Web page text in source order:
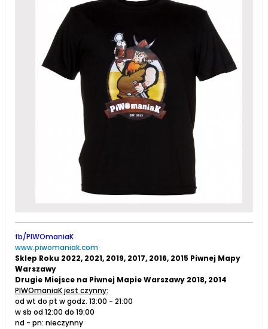
fb/PIWOmaniaK
www.piwomaniak.com
Sklep Roku 2022, 2021, 2019, 2017, 2016, 2015 Piwnej Mapy
Warszawy
Drugie Miejsce na Piwnej Mapie Warszawy 2018, 2014
PIWOmaniaK jest czynny:
od wt do pt w godz. 13:00 - 21:00
w sb od 12:00 do 19:00
nd - pn: nieczynny